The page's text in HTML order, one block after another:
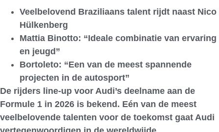
Veelbelovend Braziliaans talent rijdt naast Nico
Hülkenberg
Mattia Binotto: “Ideale combinatie van ervaring
en jeugd”
Bortoleto: “Een van de meest spannende
projecten in de autosport”
De rijders line-up voor Audi’s deelname aan de
Formule 1 in 2026 is bekend. Eén van de meest
veelbelovende talenten voor de toekomst gaat Audi